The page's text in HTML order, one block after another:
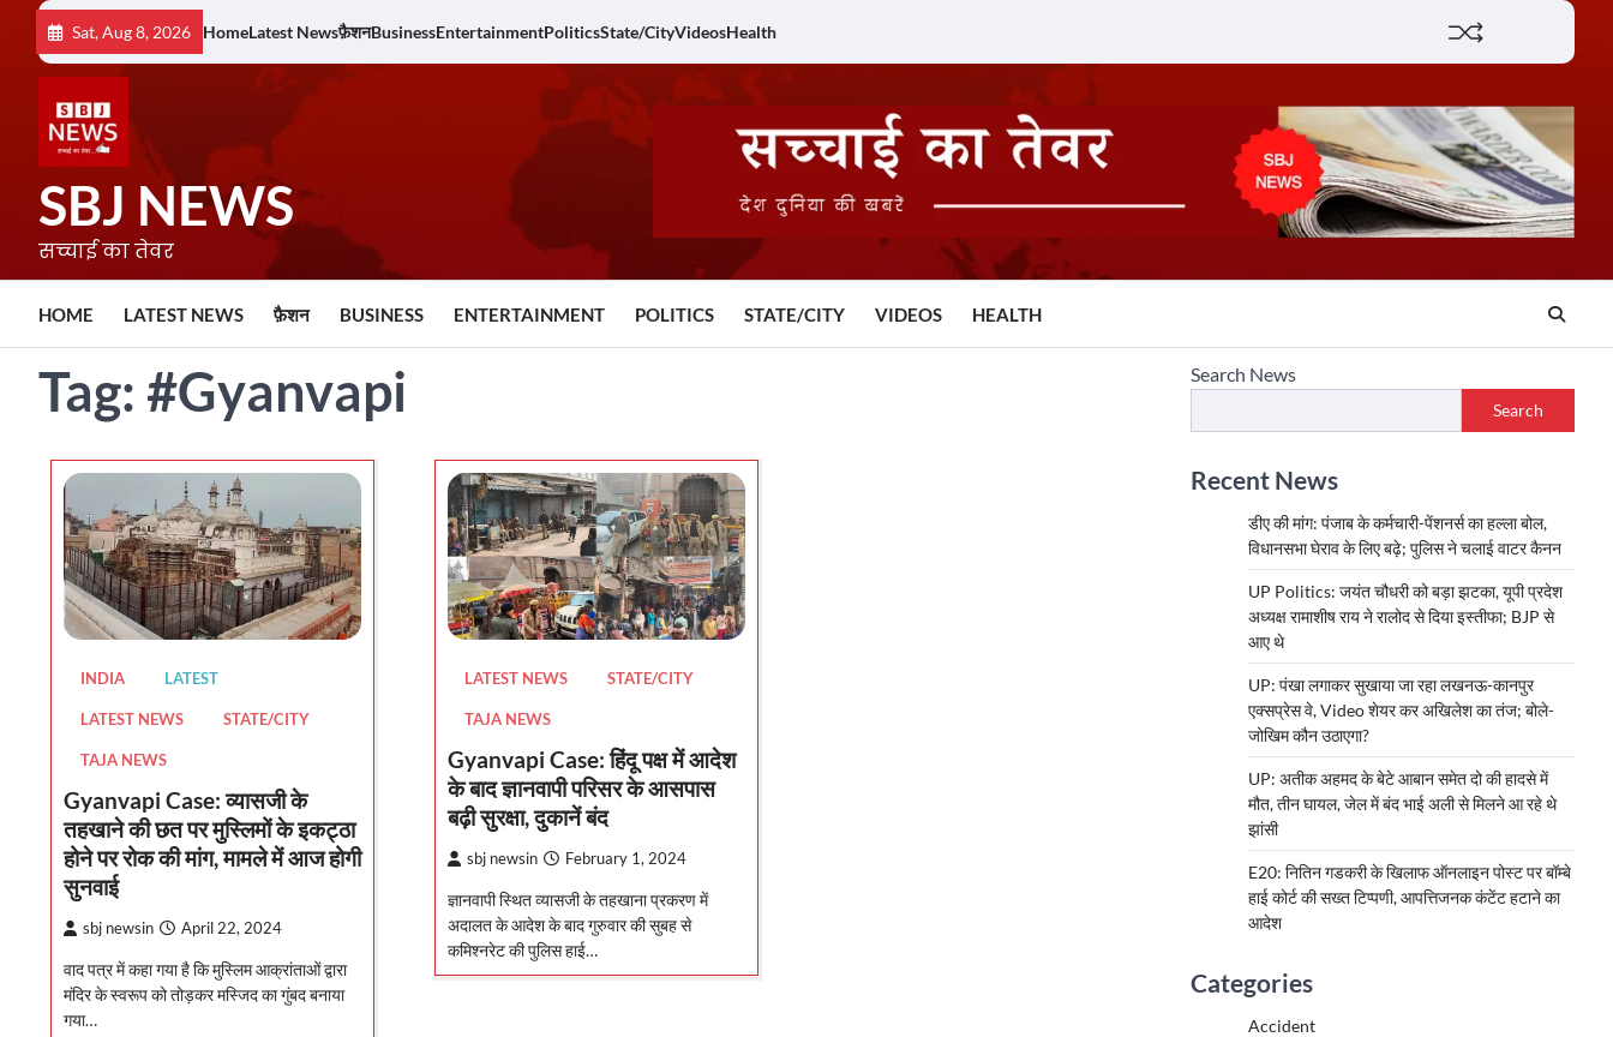
content
Sat, Aug 8, 2026 HomeLatest Newsफ़ैशनBusinessEntertainmentPoliticsState/CityVideosHealth
SBJ NEWS
सच्चाई का तेवर
HOME LATEST NEWS फ़ैशन BUSINESS ENTERTAINMENT POLITICS STATE/CITY VIDEOS HEALTH
Tag: #Gyanvapi
INDIA LATEST
LATEST NEWS STATE/CITY
TAJA NEWS
Gyanvapi Case: व्यासजी के
तहखाने की छत पर मुस्लिमों के इकट्ठा
होने पर रोक की मांग, मामले में आज होगी
सुनवाई
sbj newsin April 22, 2024
वाद पत्र में कहा गया है कि मुस्लिम आक्रांताओं द्वारा
मंदिर के स्वरूप को तोड़कर मस्जिद का गुंबद बनाया
गया…
LATEST NEWS STATE/CITY
TAJA NEWS
Gyanvapi Case: हिंदू पक्ष में आदेश
के बाद ज्ञानवापी परिसर के आसपास
बढ़ी सुरक्षा, दुकानें बंद
sbj newsin February 1, 2024
ज्ञानवापी स्थित व्यासजी के तहखाना प्रकरण में
अदालत के आदेश के बाद गुरुवार की सुबह से
कमिश्नरेट की पुलिस हाई…
Search News
Search
Recent News
डीए की मांग: पंजाब के कर्मचारी-पेंशनर्स का हल्ला बोल,
विधानसभा घेराव के लिए बढ़े; पुलिस ने चलाई वाटर कैनन
UP Politics: जयंत चौधरी को बड़ा झटका, यूपी प्रदेश
अध्यक्ष रामाशीष राय ने रालोद से दिया इस्तीफा; BJP से
आए थे
UP: पंखा लगाकर सुखाया जा रहा लखनऊ-कानपुर
एक्सप्रेस वे, Video शेयर कर अखिलेश का तंज; बोले-
जोखिम कौन उठाएगा?
UP: अतीक अहमद के बेटे आबान समेत दो की हादसे में
मौत, तीन घायल, जेल में बंद भाई अली से मिलने आ रहे थे
झांसी
E20: नितिन गडकरी के खिलाफ ऑनलाइन पोस्ट पर बॉम्बे
हाई कोर्ट की सख्त टिप्पणी, आपत्तिजनक कंटेंट हटाने का
आदेश
Categories
Accident